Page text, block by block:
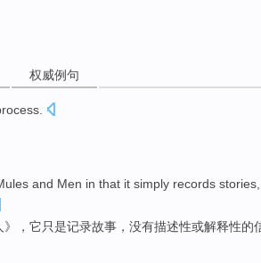
权威例句
and Men in that it simply records stories
》， 它只是记录故事 ， 没有描述性或解释性的